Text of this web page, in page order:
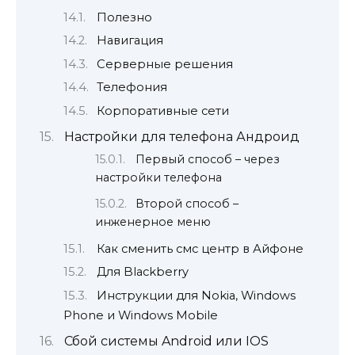
Полезно
Навигация
Серверные решения
Телефония
Корпоративные сети
Настройки для телефона Андроид
Первый способ – через
настройки телефона
Второй способ –
инженерное меню
Как сменить смс центр в Айфоне
Для Blackberry
Инструкции для Nokia, Windows
Phone и Windows Mobile
Сбой системы Android или IOS